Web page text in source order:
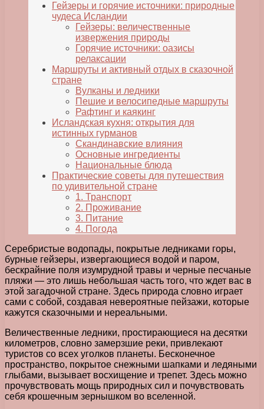
Гейзеры и горячие источники: природные
чудеса Исландии
Гейзеры: величественные
извержения природы
Горячие источники: оазисы
релаксации
Маршруты и активный отдых в сказочной
стране
Вулканы и ледники
Пешие и велосипедные маршруты
Рафтинг и каякинг
Исландская кухня: открытия для
истинных гурманов
Скандинавские влияния
Основные ингредиенты
Национальные блюда
Практические советы для путешествия
по удивительной стране
1. Транспорт
2. Проживание
3. Питание
4. Погода
Серебристые водопады, покрытые ледниками горы,
бурные гейзеры, извергающиеся водой и паром,
бескрайние поля изумрудной травы и черные песчаные
пляжи — это лишь небольшая часть того, что ждет вас в
этой загадочной стране. Здесь природа словно играет
сами с собой, создавая невероятные пейзажи, которые
кажутся сказочными и нереальными.
Величественные ледники, простирающиеся на десятки
километров, словно замерзшие реки, привлекают
туристов со всех уголков планеты. Бесконечное
пространство, покрытое снежными шапками и ледяными
глыбами, вызывает восхищение и трепет. Здесь можно
прочувствовать мощь природных сил и почувствовать
себя крошечным зернышком во вселенной.